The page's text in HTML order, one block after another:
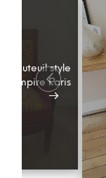
fauteuil style
empire Paris